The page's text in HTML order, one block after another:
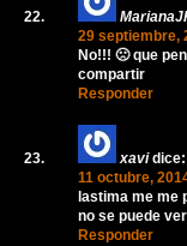
29 septiembre,
No!!! 🙁 que
compartir
Responder
xavi dice:
11 octubre,
lastima me me
no se puede
Responder